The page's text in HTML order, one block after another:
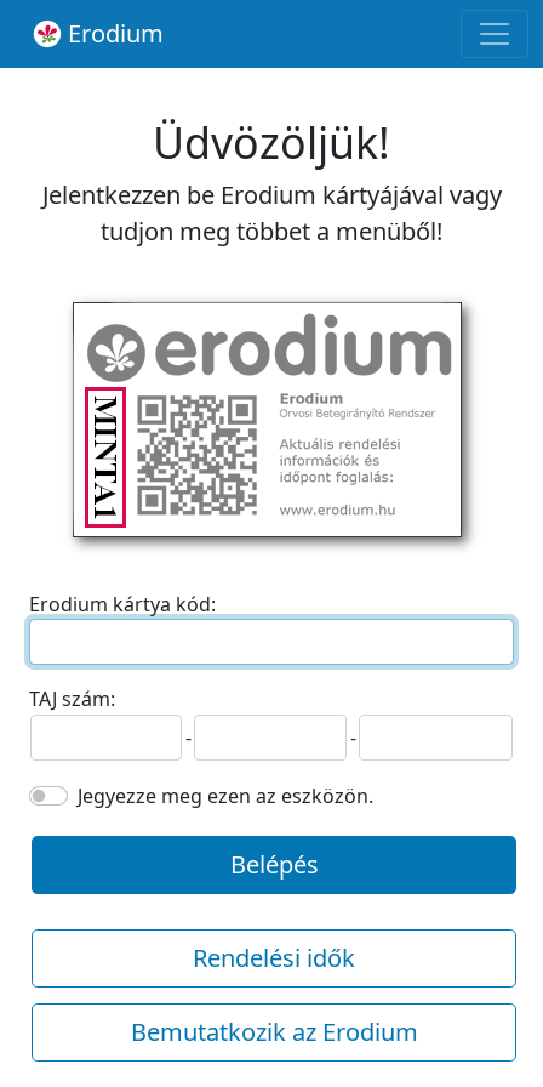
Erodium
Üdvözöljük!
Jelentkezzen be Erodium kártyájával vagy
tudjon meg többet a menüből!
Erodium kártya kód:
TAJ szám:
-
-
Jegyezze meg ezen az eszközön.
Belépés
Rendelési idők
Bemutatkozik az Erodium